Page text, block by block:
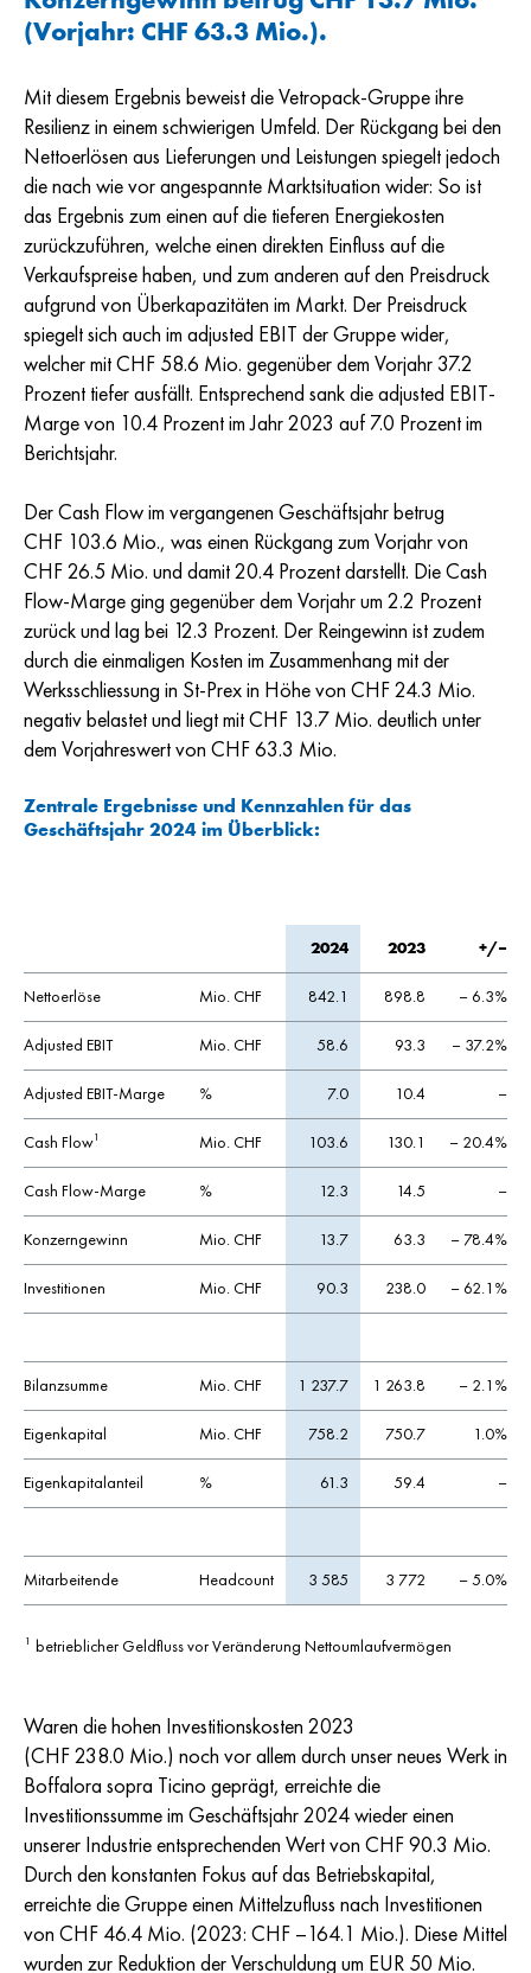
(Vorjahr: CHF 63.3 Mio.).
Mit diesem Ergebnis beweist die Vetropack-Gruppe ihre
Resilienz in einem schwierigen Umfeld. Der Rückgang bei den
Nettoerlösen aus Lieferungen und Leistungen spiegelt jedoch
die nach wie vor angespannte Marktsituation wider: So ist
das Ergebnis zum einen auf die tieferen Energiekosten
zurückzuführen, welche einen direkten Einfluss auf die
Verkaufspreise haben, und zum anderen auf den Preisdruck
aufgrund von Überkapazitäten im Markt. Der Preisdruck
spiegelt sich auch im adjusted EBIT der Gruppe wider,
welcher mit CHF 58.6 Mio. gegenüber dem Vorjahr 37.2
Prozent tiefer ausfällt. Entsprechend sank die adjusted EBIT-
Marge von 10.4 Prozent im Jahr 2023 auf 7.0 Prozent im
Berichtsjahr.
Der Cash Flow im vergangenen Geschäftsjahr betrug
CHF 103.6 Mio., was einen Rückgang zum Vorjahr von
CHF 26.5 Mio. und damit 20.4 Prozent darstellt. Die Cash
Flow-Marge ging gegenüber dem Vorjahr um 2.2 Prozent
zurück und lag bei 12.3 Prozent. Der Reingewinn ist zudem
durch die einmaligen Kosten im Zusammenhang mit der
Werksschliessung in St-Prex in Höhe von CHF 24.3 Mio.
negativ belastet und liegt mitCHF 13.7 Mio. deutlich unter
dem Vorjahreswert von CHF 63.3 Mio.
Zentrale Ergebnisse und Kennzahlen für das
Geschäftsjahr 2024 im Überblick:
2024 2023 +/–
Nettoerlöse Mio. CHF 842.1 898.8 – 6.3%
Adjusted EBIT Mio. CHF 58.6 93.3 – 37.2%
Adjusted EBIT-Marge % 7.0 10.4 –
Cash Flow1 Mio. CHF 103.6 130.1 – 20.4%
Cash Flow-Marge % 12.3 14.5 –
Konzerngewinn Mio. CHF 13.7 63.3 – 78.4%
Investitionen Mio. CHF 90.3 238.0 – 62.1%
Bilanzsumme Mio. CHF 1 237.7 1 263.8 – 2.1%
Eigenkapital Mio. CHF 758.2 750.7 1.0%
Eigenkapitalanteil % 61.3 59.4 –
Mitarbeitende Headcount 3 585 3 772 – 5.0%
1 betrieblicher Geldfluss vor Veränderung Nettoumlaufvermögen
Waren die hohen Investitionskosten 2023
(CHF 238.0 Mio.) noch vor allem durch unser neues Werk in
Boffalora sopra Ticino geprägt, erreichte die
Investitionssumme im Geschäftsjahr 2024 wieder einen
unserer Industrie entsprechenden Wert von CHF 90.3 Mio.
Durch den konstanten Fokus auf das Betriebskapital,
erreichte die Gruppe einen Mittelzufluss nach Investitionen
von CHF 46.4 Mio. (2023: CHF –164.1 Mio.). Diese Mittel
wurden zur Reduktion der Verschuldung um EUR 50 Mio.